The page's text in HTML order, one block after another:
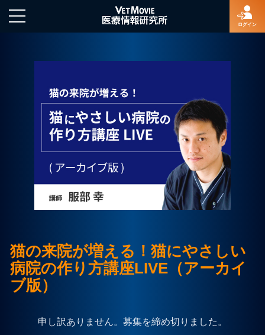
ログイン
HOME
ログイン
新規登録
よくあるご質問
著作権について
お問合せ
猫の来院が増える！猫にやさしい
病院の作り方講座LIVE（アーカイ
ブ版）
申し訳ありません。募集を締め切りました。